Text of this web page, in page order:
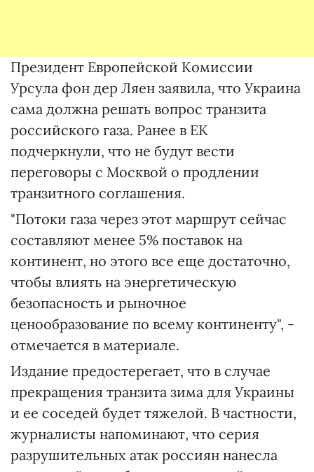
Президент Европейской Комиссии
Урсула фон дер Ляен заявила, что Украина
сама должна решать вопрос транзита
российского газа. Ранее в ЕК
подчеркнули, что не будут вести
переговоры с Москвой о продлении
транзитного соглашения.
"Потоки газа через этот маршрут сейчас
составляют менее 5% поставок на
континент, но этого все еще достаточно,
чтобы влиять на энергетическую
безопасность и рыночное
ценообразование по всему континенту", -
отмечается в материале.
Издание предостерегает, что в случае
прекращения транзита зима для Украины
и ее соседей будет тяжелой. В частности,
журналисты напоминают, что серия
разрушительных атак россиян нанесла